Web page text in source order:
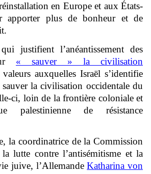
en Europe et aux États-
apporter plus de bonheur et de
justifient l’anéantissement des
« sauver » la civilisation
auxquelles Israël s’identifie
la civilisation occidentale du
ci, loin de la frontière coloniale et
palestinienne de résistance
la coordinatrice de la Commission
lutte contre l’antisémitisme et la
juive, l’AllemandeKatharina von